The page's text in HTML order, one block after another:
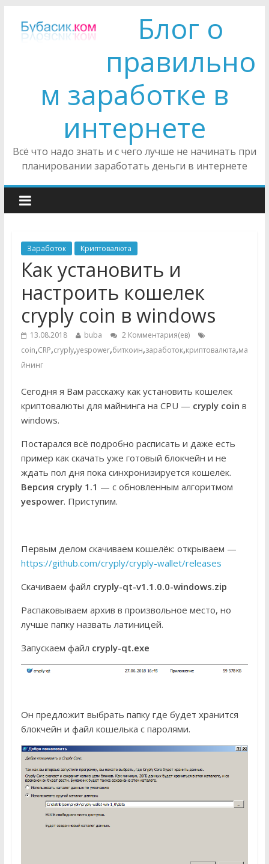
Блог о
правильно
м заработке в
интернете
Всё что надо знать и с чего лучше не начинать при
планировании заработать деньги в интернете
Заработок Криптовалюта
Как установить и
настроить кошелек
cryply coin в windows
13.08.2018 buba
2 Комментария(ев)
coin,CRP,cryply,yespower,биткоин,заработок,криптовалюта,ма
йнинг
Сегодня я Вам расскажу как установить кошелек
криптовалюты для майнинга на CPU — cryply coin в
windows.
Постарался всё подробно расписать и даже есть
пример как скачать уже готовый блокчейн и не
ждать пол дня пока синхронизируется кошелёк.
Версия cryply 1.1 — с обновленным алгоритмом
yespower. Приступим.
Первым делом скачиваем кошелёк: открываем —
https://github.com/cryply/cryply-wallet/releases
Скачиваем файл cryply-qt-v1.1.0.0-windows.zip
Распаковываем архив в произвольное место, но
лучше папку назвать латиницей.
Запускаем файл cryply-qt.exe
Он предложит выбрать папку где будет хранится
блокчейн и файл кошелька с паролями.